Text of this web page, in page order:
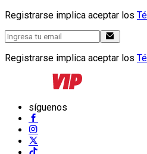
Registrarse implica aceptar los
Registrarse implica aceptar los
síguenos